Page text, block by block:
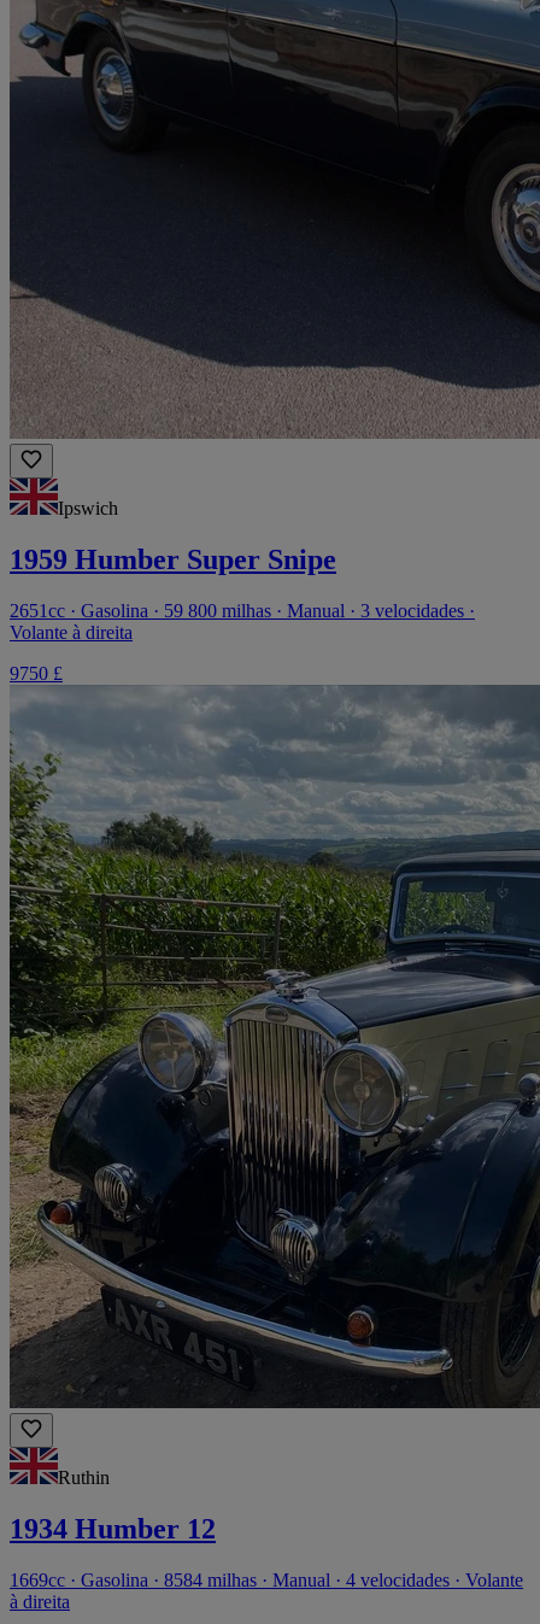
Ipswich
1959 Humber Super Snipe
2651cc · Gasolina · 59 800 milhas · Manual · 3 velocidades ·
Volante à direita
9750 £
Ruthin
1934 Humber 12
1669cc · Gasolina · 8584 milhas · Manual · 4 velocidades · Volante
à direita